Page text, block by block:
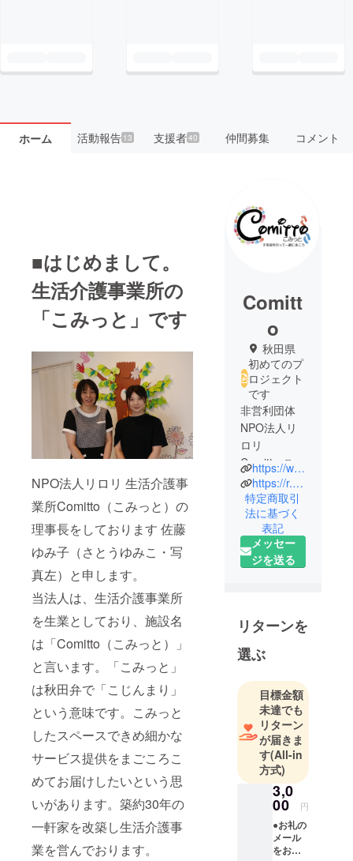
ホーム 活動報告13 支援者40 仲間募集 コメント
■はじめまして。
生活介護事業所の
「こみっと」です
NPO法人リロリ 生活介護事
業所Comitto（こみっと）の
理事長をしております 佐藤
ゆみ子（さとうゆみこ・写
真左）と申します。
当法人は、生活介護事業所
を生業としており、施設名
は「Comitto（こみっと）」
と言います。「こみっと」
は秋田弁で「こじんまり」
という意味です。こみっと
したスペースできめ細かな
サービス提供をまごころこ
めてお届けしたいという思
いがあります。築約30年の
一軒家を改築し生活介護事
業を営んでおります。
Comitt
o
秋田県
初めてのプ
ロジェクト
です
非営利団体
NPO法人リ
ロリ
Comitto-こ
みっと- は
秋田県湯沢
市に令和４
年４月オー
プンの生活
介護事業所
生の主人公
としてあな
たらしい人
地域に根付
き、たくさ
んの方に愛
される場所
を目指して
います。ど
うぞよろし
くお願い致
します。
https://www.instagram.com/comitto24/
https://r.goope.jp/comitto/
特定商取引
法に基づく
表記
メッセー
ジを送る
リターンを
選ぶ
目標金額
未達でも
リターン
が届きま
す(All-in
方式)
3,0
00 円
●お礼の
メール
をお送